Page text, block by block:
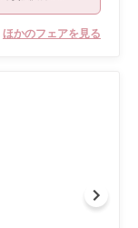
ほかのフェアを見る